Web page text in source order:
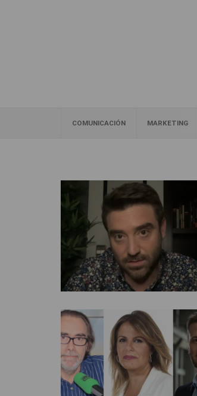
COMUNICACIÓN MARKETING